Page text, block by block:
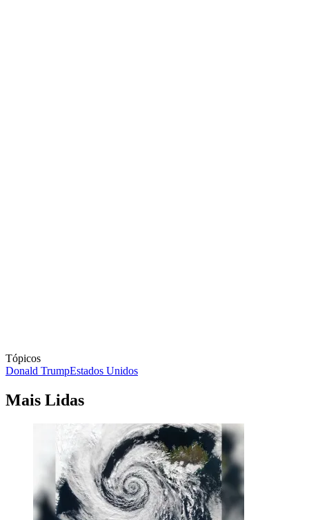
Tópicos
Donald TrumpEstados Unidos
Mais Lidas